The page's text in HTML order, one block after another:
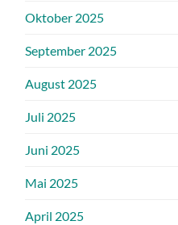
Oktober 2025
September 2025
August 2025
Juli 2025
Juni 2025
Mai 2025
April 2025